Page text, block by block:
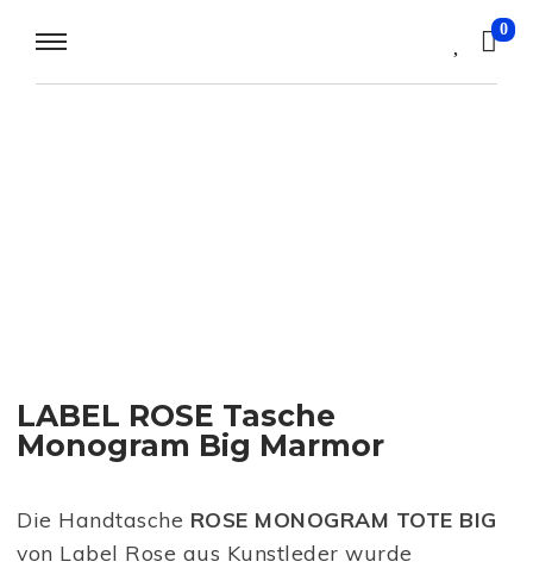
0
LABEL ROSE Tasche
Monogram Big Marmor
Die Handtasche ROSE MONOGRAM TOTE BIG
von Label Rose aus Kunstleder wurde